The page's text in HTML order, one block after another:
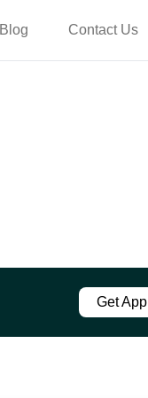
Blog Contact Us
Get App